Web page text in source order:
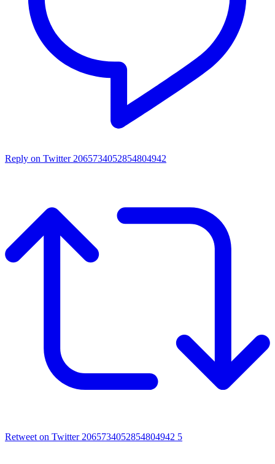
Reply on Twitter 2065734052854804942
Retweet on Twitter 2065734052854804942 5